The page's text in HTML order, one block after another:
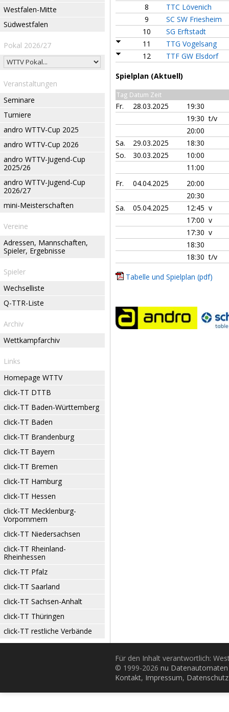
Westfalen-Mitte
Südwestfalen
Pokal 2026/27
Veranstaltungen
Seminare
Turniere
andro WTTV-Cup 2025
andro WTTV-Cup 2026
andro WTTV-Jugend-Cup
2025/26
andro WTTV-Jugend-Cup
2026/27
mini-Meisterschaften
Vereine
Adressen, Mannschaften,
Spieler, Ergebnisse
Spieler
Wechselliste
Q-TTR-Liste
Archiv
Wettkampfarchiv
Links
Homepage WTTV
click-TT DTTB
click-TT Baden-Württemberg
click-TT Baden
click-TT Brandenburg
click-TT Bayern
click-TT Bremen
click-TT Hamburg
click-TT Hessen
click-TT Mecklenburg-
Vorpommern
click-TT Niedersachsen
click-TT Rheinland-
Rheinhessen
click-TT Pfalz
click-TT Saarland
click-TT Sachsen-Anhalt
click-TT Thüringen
click-TT restliche Verbände
8
TTC Lövenich
9
SC SW Friesheim
10
SG Erftstadt
11
TTG Vogelsang
12
TTF GW Elsdorf
Spielplan (Aktuell)
Tag Datum Zeit
Fr. 28.03.2025
19:30
19:30 t/v
20:00
Sa.
29.03.2025
18:30
So.
30.03.2025
10:00
11:00
Fr.
04.04.2025
20:00
20:30
Sa.
05.04.2025
12:45 v
17:00 v
17:30 v
18:30
18:30 t/v
Tabelle und Spielplan (pdf)
Für den Inhalt verantwortlich:
© 1999-2026 nu
Kontakt, Impressum, Datenschutz